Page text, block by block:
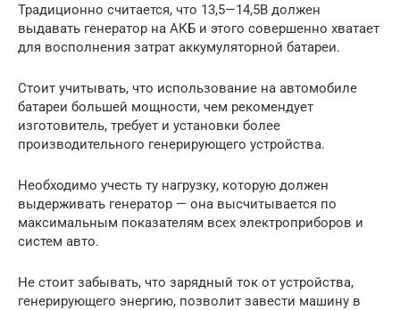
Традиционно считается, что 13,5—14,5В должен
выдавать генератор на АКБ и этого совершенно хватает
для восполнения затрат аккумуляторной батареи.
Стоит учитывать, что использование на автомобиле
батареи большей мощности, чем рекомендует
изготовитель, требует и установки более
производительного генерирующего устройства.
Необходимо учесть ту нагрузку, которую должен
выдерживать генератор — она высчитывается по
максимальным показателям всех электроприборов и
систем авто.
Не стоит забывать, что зарядный ток от устройства,
генерирующего энергию, позволит завести машину в